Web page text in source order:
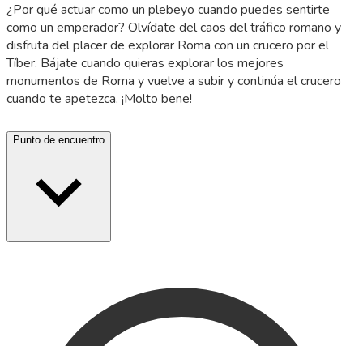
¿Por qué actuar como un plebeyo cuando puedes sentirte
como un emperador? Olvídate del caos del tráfico romano y
disfruta del placer de explorar Roma con un crucero por el
Tíber. Bájate cuando quieras explorar los mejores
monumentos de Roma y vuelve a subir y continúa el crucero
cuando te apetezca. ¡Molto bene!
Punto de encuentro